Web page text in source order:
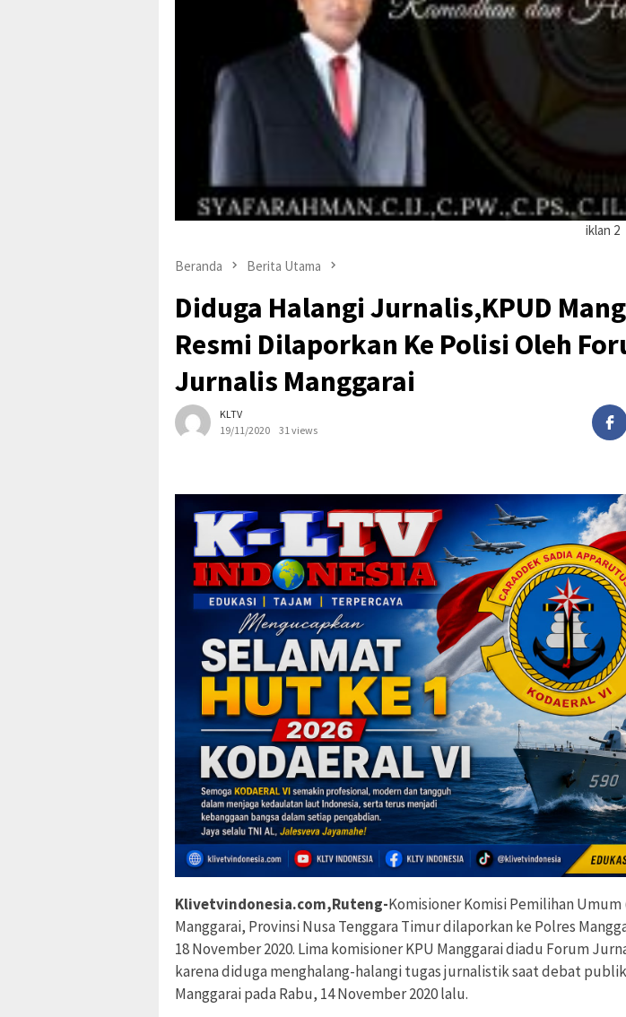
iklan 2
Beranda Berita Utama
Diduga Halangi Jurnalis,KPUD
Resmi Dilaporkan Ke Polisi Oleh
Jurnalis Manggarai
KLTV
19/11/2020
31 views
MINAT
Klivetvindonesia.com,Ruteng-Komisioner Komisi Pemilihan
Manggarai, Provinsi Nusa Tenggara Timur dilaporkan ke Polres
18 November 2020. Lima komisioner KPU Manggarai diadu Forum
karena diduga menghalang-halangi tugas jurnalistik saat debat
Manggarai pada Rabu, 14 November 2020 lalu.